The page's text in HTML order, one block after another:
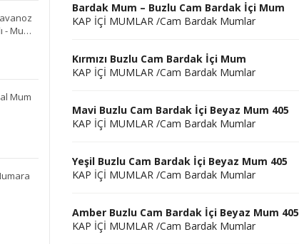
- Mum
Mum
Bardak Mum – Buzlu Cam Bardak İçi Mum
KAP İÇİ MUMLAR /Cam Bardak Mumlar
Kırmızı Buzlu Cam Bardak İçi Mum
KAP İÇİ MUMLAR /Cam Bardak Mumlar
Mavi Buzlu Cam Bardak İçi Beyaz Mum 405
KAP İÇİ MUMLAR /Cam Bardak Mumlar
Yeşil Buzlu Cam Bardak İçi Beyaz Mum 405
KAP İÇİ MUMLAR /Cam Bardak Mumlar
Amber Buzlu Cam Bardak İçi Beyaz Mum 405
KAP İÇİ MUMLAR /Cam Bardak Mumlar